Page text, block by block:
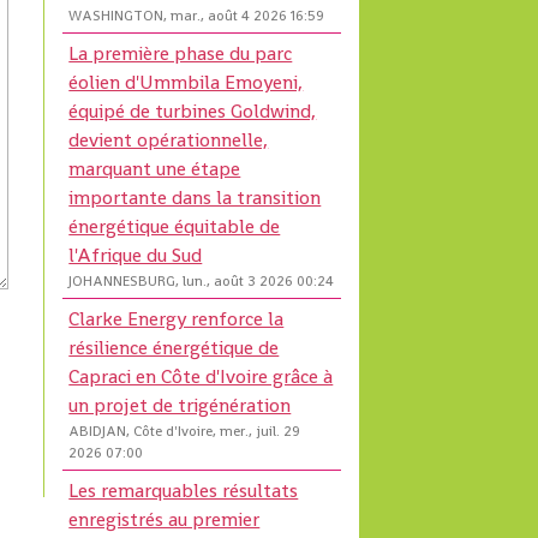
WASHINGTON, mar., août 4 2026 16:59
La première phase du parc
éolien d'Ummbila Emoyeni,
équipé de turbines Goldwind,
devient opérationnelle,
marquant une étape
importante dans la transition
énergétique équitable de
l'Afrique du Sud
JOHANNESBURG, lun., août 3 2026 00:24
Clarke Energy renforce la
résilience énergétique de
Capraci en Côte d'Ivoire grâce à
un projet de trigénération
ABIDJAN, Côte d'Ivoire, mer., juil. 29
2026 07:00
Les remarquables résultats
enregistrés au premier